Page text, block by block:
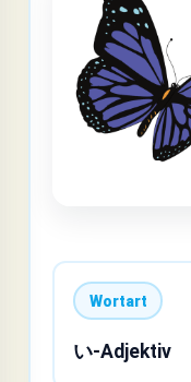
Wortart
い-Adjektiv